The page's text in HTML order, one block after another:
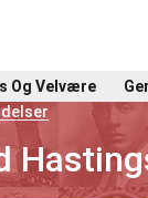
Og Velvære